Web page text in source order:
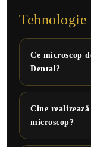
Ce microscop
Dental?
Cine
microscop?